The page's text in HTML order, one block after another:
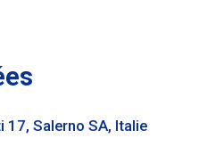
17, Salerno SA, Italie